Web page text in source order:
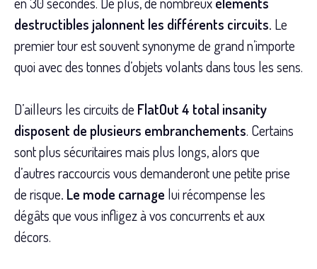
destructibles jalonnent les différents circuits. Le
premier tour est souvent synonyme de grand n’importe
quoi avec des tonnes d’objets volants dans tous les sens.
D’ailleurs les circuits de FlatOut 4 total insanity
disposent de plusieurs embranchements. Certains
sont plus sécuritaires mais plus longs, alors que
d’autres raccourcis vous demanderont une petite prise
de risque. Le mode carnage lui récompense les
dégâts que vous infligez à vos concurrents et aux
décors.